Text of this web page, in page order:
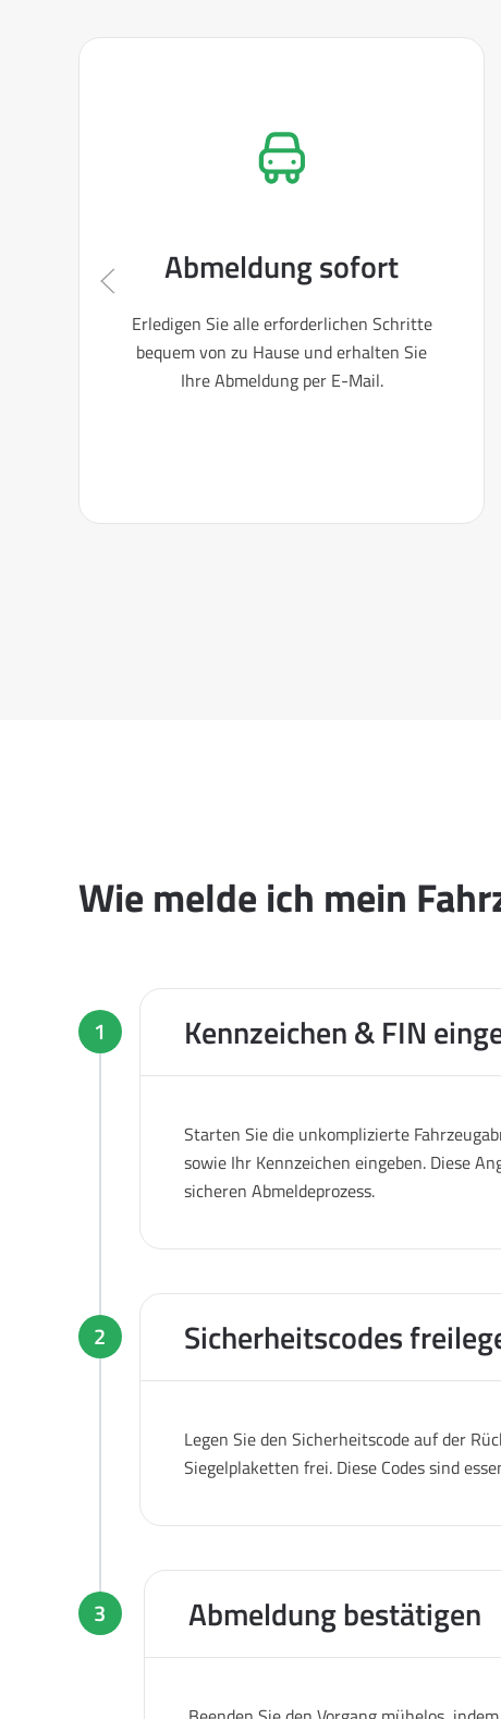
Abmeldung sofort
Erledigen Sie alle erforderlichen Schritte
bequem von zu Hause und erhalten Sie
Ihre Abmeldung per E-Mail.
Wie melde ich mein
1 Kennzeichen & FIN
Starten Sie die unkomplizierte
sowie Ihr Kennzeichen eingeben. Diese
sicheren Abmeldeprozess.
2 Sicherheitscodes
Legen Sie den Sicherheitscode auf der
Siegelplaketten frei. Diese Codes sind
3 Abmeldung bestätigen